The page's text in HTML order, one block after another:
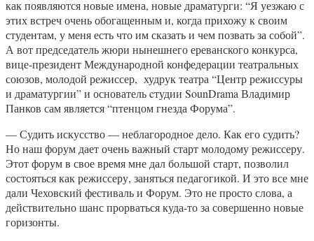
как появляются новые имена, новые драматурги: “Я уезжаю с
этих встреч очень обогащенным и, когда прихожу к своим
студентам, у меня есть что им сказать и чем позвать за собой”.
А вот председатель жюри нынешнего ереванского конкурса,
вице-президент Международной конфедерации театральных
союзов, молодой режиссер, худрук театра “Центр режиссуры
и драматургии” и основатель cтудии SounDrama Владимир
Панков сам является “птенцом гнезда Форума”.
— Судить искусство — неблагородное дело. Как его судить?
Но наш форум дает очень важный старт молодому режиссеру.
Этот форум в свое время мне дал большой старт, позволил
состояться как режиссеру, заняться педагогикой. И это все мне
дали Чеховский фестиваль и Форум. Это не просто слова, а
действительно шанс прорваться куда-то за совершенно новые
горизонты.